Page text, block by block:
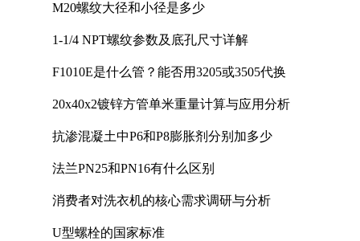
M20螺纹大径和小径是多少
1-1/4 NPT螺纹参数及底孔尺寸详解
F1010E是什么管？能否用3205或3505代换
20x40x2镀锌方管单米重量计算与应用分析
抗渗混凝土中P6和P8膨胀剂分别加多少
法兰PN25和PN16有什么区别
消费者对洗衣机的核心需求调研与分析
U型螺栓的国家标准